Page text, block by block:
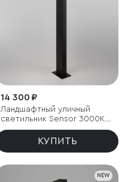
14 300 ₽
Ландшафтный уличный
светильник Sensor 3000K
Чёрный IP54
КУПИТЬ
NEW